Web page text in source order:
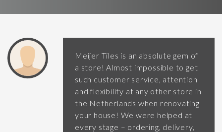
Meijer Tiles is an absolute gem of
a store! Almost impossible to get
such customer service, attention
and flexibility at any other store in
the Netherlands when renovating
your house! We were helped at
every stage – ordering, delivery,